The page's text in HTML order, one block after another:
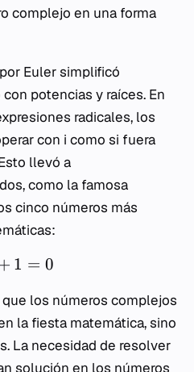
complejo en una forma
Euler simplificó
potencias y raíces. En
radicales, los
con i como si fuera
llevó a
como la famosa
cinco números más
1 = 0
los números complejos
la fiesta matemática, sino
La necesidad de resolver
solución en los números